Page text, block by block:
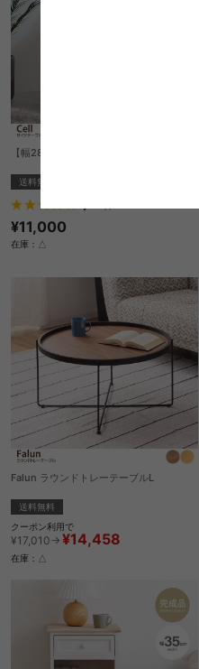
【幅28cm】Cell サイドテーブル
送料無料
¥11,000
在庫：△
Falun ラウンドトレーテーブルL
送料無料
クーポン利用で
¥17,010→ ¥14,458
在庫：△